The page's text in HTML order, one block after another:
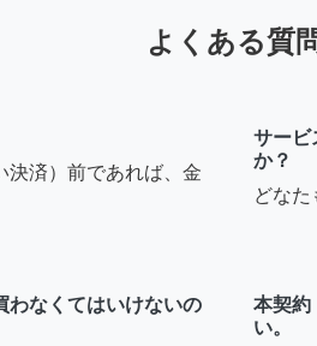
よくある質
決済）前であれば、金
サービ
か？
どなた
わなくてはいけないの
本契約
い。